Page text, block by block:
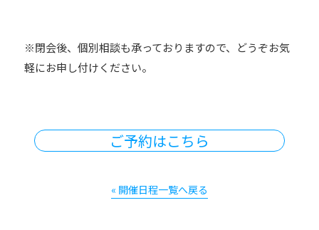
※閉会後、個別相談も承っておりますので、どうぞお気
軽にお申し付けください。
ご予約はこちら
« 開催日程一覧へ戻る